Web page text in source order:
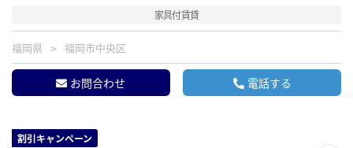
家具付賃貸
福岡県 福岡市中央区
お問合わせ 電話する
割引キャンペーン